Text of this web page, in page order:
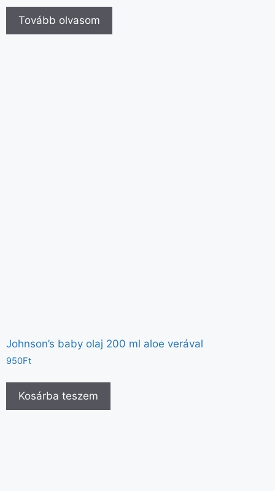
Tovább olvasom
Johnson’s baby olaj 200 ml aloe verával
950Ft
Kosárba teszem